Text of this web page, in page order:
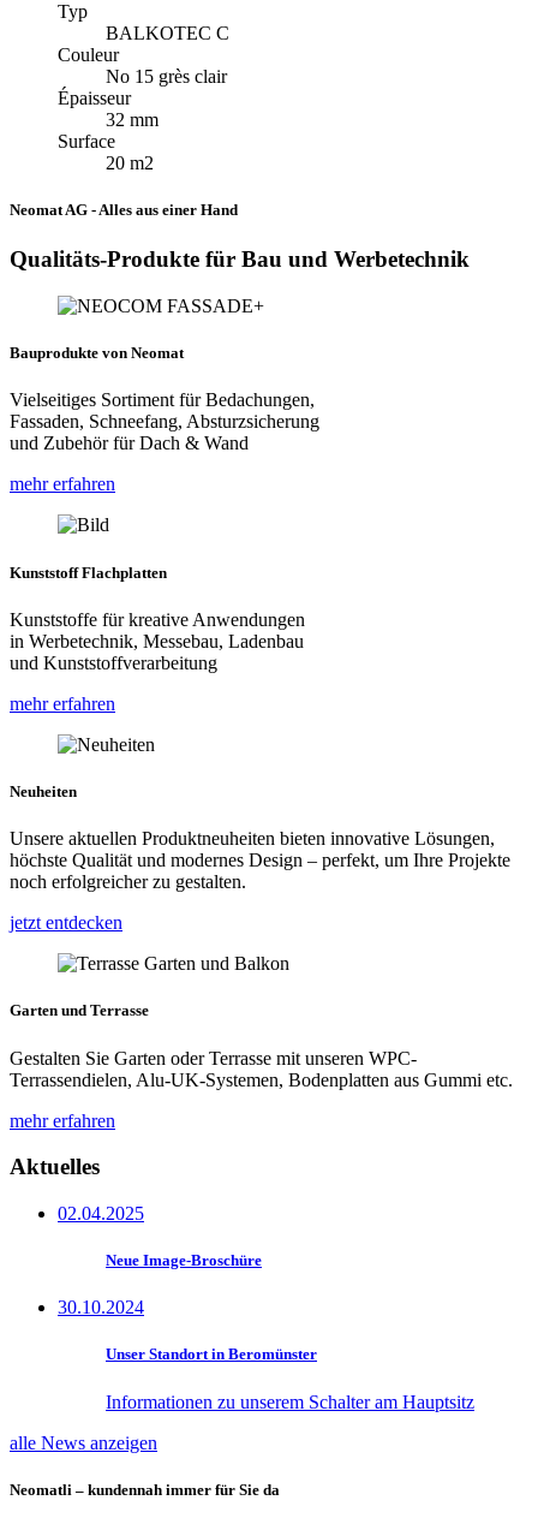
Typ
BALKOTEC C
Couleur
No 15 grès clair
Épaisseur
32 mm
Surface
20 m2
Neomat AG - Alles aus einer Hand
Qualitäts-Produkte für Bau und Werbetechnik
Bauprodukte von Neomat
Vielseitiges Sortiment für Bedachungen,
Fassaden, Schneefang, Absturzsicherung
und Zubehör für Dach & Wand
mehr erfahren
Kunststoff Flachplatten
Kunststoffe für kreative Anwendungen
in Werbetechnik, Messebau, Ladenbau
und Kunststoffverarbeitung
mehr erfahren
Neuheiten
Unsere aktuellen Produktneuheiten bieten innovative Lösungen,
höchste Qualität und modernes Design – perfekt, um Ihre Projekte
noch erfolgreicher zu gestalten.
jetzt entdecken
Garten und Terrasse
Gestalten Sie Garten oder Terrasse mit unseren WPC-
Terrassendielen, Alu-UK-Systemen, Bodenplatten aus Gummi etc.
mehr erfahren
Aktuelles
02.04.2025
Neue Image-Broschüre
30.10.2024
Unser Standort in Beromünster
Informationen zu unserem Schalter am Hauptsitz
alle News anzeigen
Neomatli – kundennah immer für Sie da